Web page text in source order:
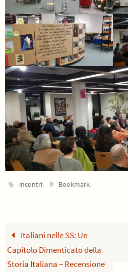
incontri. Bookmark.
Italiani nelle SS: Un
Capitolo Dimenticato della
Storia Italiana – Recensione